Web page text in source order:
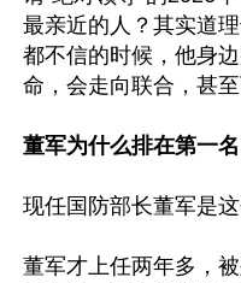
最亲近的人？其实道
都不信的时候，他身
命，会走向联合，甚
董军为什么排在第一名
现任国防部长董军是这
董军才上任两年多，